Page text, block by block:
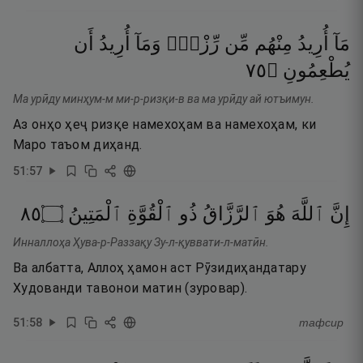
مَآ أُرِيدُ مِنْهُم مِّن رِّزْقٍۢ وَمَآ أُرِيدُ
أَن
يُطْعِمُونِ ۝٥٧
Ма урӣду минҳум-м ми-р-ризқи-в ва ма урӣду ай ютъимун.
Аз онҳо ҳеҷ ризқе намехоҳам ва намехоҳам, ки
Маро таъом диҳанд.
51:57
إِنَّ ٱللَّهَ هُوَ ٱلرَّزَّاقُ ذُو ٱلْقُوَّةِ ٱلْمَتِينُ ۝٥٨
Инналлоҳа Ҳува-р-Раззақу Зу-л-қуввати-л-матӣн.
Ва албатта, Аллоҳ ҳамон аст Рӯзидиҳандатару
Худованди тавонои матин (зуровар).
51:58 тафсир